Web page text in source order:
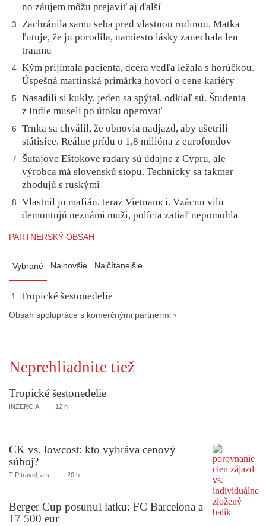
no záujem môžu prejaviť aj ďalší
3
Zachránila samu seba pred vlastnou rodinou. Matka
ľutuje, že ju porodila, namiesto lásky zanechala len
traumu
4 Kým prijímala pacienta, dcéra vedľa ležala s horúčkou.
Úspešná martinská primárka hovorí o cene kariéry
5
Nasadili si kukly, jeden sa spýtal, odkiaľ sú. Študenta
z Indie museli po útoku operovať
6
Trnka sa chválil, že obnovia nadjazd, aby ušetrili
státisíce. Reálne prídu o 1,8 milióna z eurofondov
7
Šutajove Eštokove radary sú údajne z Cypru, ale
výrobca má slovenskú stopu. Technicky sa takmer
zhodujú s ruskými
8
Vlastnil ju mafián, teraz Vietnamci. Vzácnu vilu
demontujú neznámi muži, polícia zatiaľ nepomohla
PARTNERSKÝ OBSAH
Vybrané Najnovšie Najčítanejšie
Tropické šestonedelie
Obsah spolupráce s komerčnými partnermi ›
Neprehliadnite tiež
Tropické šestonedelie
INZERCIA 12 h
CK vs. lowcost: kto vyhráva cenový
súboj?
TIP travel, a.s. 20 h
Berger Cup posunul latku: FC Barcelona a
17 500 eur